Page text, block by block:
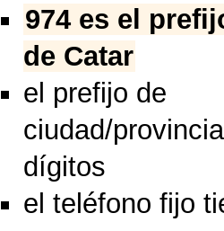
974 es el
de Catar
el prefijo de
ciudad/
dígitos
el teléfono fijo